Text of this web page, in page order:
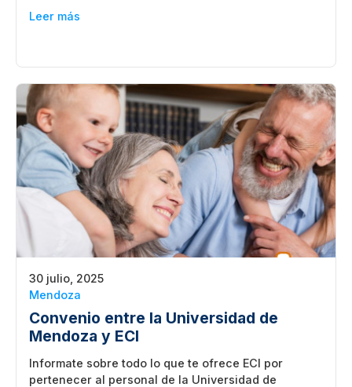
Leer más
30 julio, 2025
Mendoza
Convenio entre la Universidad de
Mendoza y ECI
Informate sobre todo lo que te ofrece ECI por
pertenecer al personal de la Universidad de